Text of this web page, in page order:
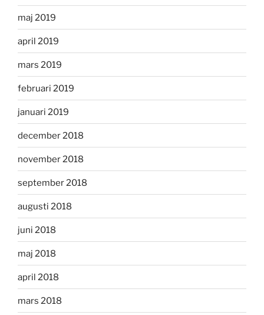
maj 2019
april 2019
mars 2019
februari 2019
januari 2019
december 2018
november 2018
september 2018
augusti 2018
juni 2018
maj 2018
april 2018
mars 2018